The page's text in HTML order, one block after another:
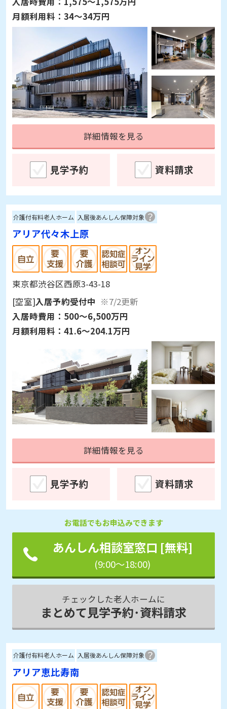
月額利用料： 34～34万円
詳細情報を見る
見学予約 資料請求
介護付有料老人ホーム 入居後あんしん保障対象
アリア代々木上原
東京都渋谷区西原3-43-18
[空室]入居予約受付中 ※7/2更新
入居時費用： 500～6,500万円
月額利用料： 41.6～204.1万円
詳細情報を見る
見学予約 資料請求
お電話でもお申込みできます
あんしん相談室窓口 [無料]
(9:00～18:00)
チェックした老人ホームに
まとめて見学予約･資料請求
介護付有料老人ホーム 入居後あんしん保障対象
アリア恵比寿南